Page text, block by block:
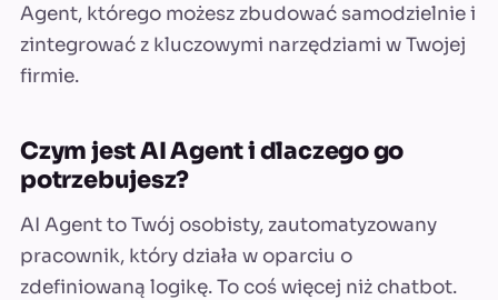
Agent, którego możesz zbudować samodzielnie i
zintegrować z kluczowymi narzędziami w Twojej
firmie.
Czym jest AI Agent i dlaczego go
potrzebujesz?
AI Agent to Twój osobisty, zautomatyzowany
pracownik, który działa w oparciu o
zdefiniowaną logikę. To coś więcej niż chatbot.